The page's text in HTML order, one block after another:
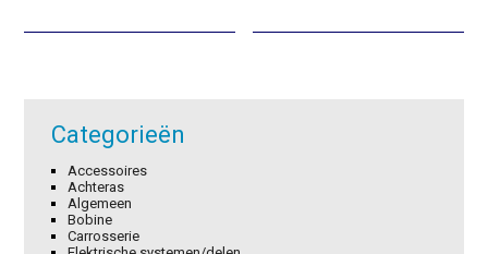
€11,35.€7,95.
€20,05. €14,04.
Categorieën
Accessoires
Achteras
Algemeen
Bobine
Carrosserie